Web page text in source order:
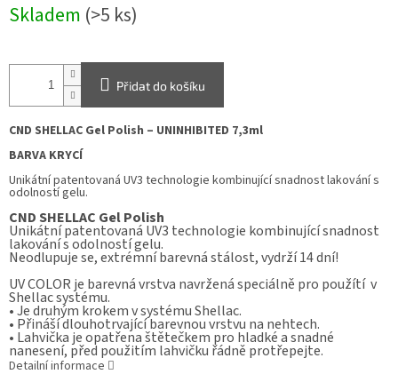
cena:
Skladem (>5 ks)
Přidat do košíku
CND SHELLAC Gel Polish – UNINHIBITED 7,3ml
BARVA KRYCÍ
Unikátní patentovaná UV3 technologie kombinující snadnost lakování s
odolností gelu.
CND SHELLAC Gel Polish
Unikátní patentovaná UV3 technologie kombinující snadnost
lakování s odolností gelu.
Neodlupuje se, extrémní barevná stálost, vydrží 14 dní!
UV COLOR je barevná vrstva navržená speciálně pro použítí v
Shellac systému.
• Je druhým krokem v systému Shellac.
• Přináší dlouhotrvající barevnou vrstvu na nehtech.
• Lahvička je opatřena štětečkem pro hladké a snadné
nanesení, před použitím lahvičku řádně protřepejte.
Detailní informace